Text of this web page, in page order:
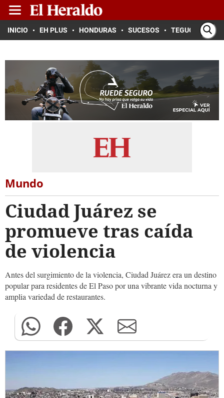
INICIO EH PLUS HONDURAS SUCESOS TEGUCIGALPA
Mundo
Ciudad Juárez se
promueve tras caída
de violencia
Antes del surgimiento de la violencia, Ciudad Juárez era un destino
popular para residentes de El Paso por una vibrante vida nocturna y
amplia variedad de restaurantes.